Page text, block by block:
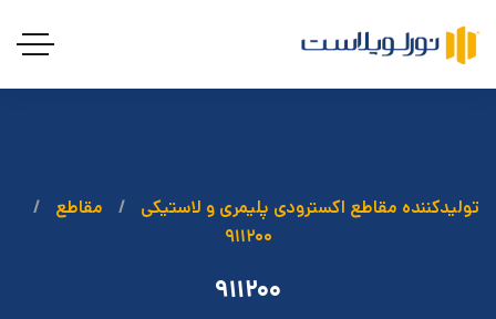
تولیدکننده مقاطع اکسترودی پلیمری و لاستیکی
مقاطع
۹۱۱۲۰۰
۹۱۱۲۰۰